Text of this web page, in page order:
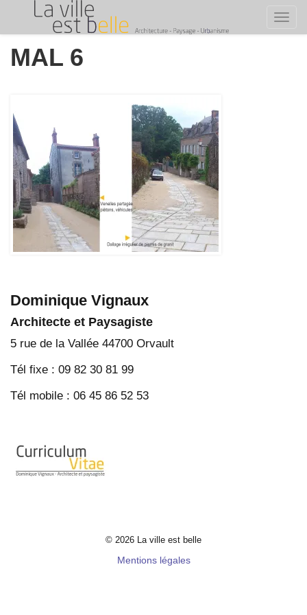
content
MAL 6
Dominique Vignaux
Architecte et Paysagiste
5 rue de la Vallée 44700 Orvault
Tél fixe : 09 82 30 81 99
Tél mobile : 06 45 86 52 53
© 2026 La ville est belle
Mentions légales